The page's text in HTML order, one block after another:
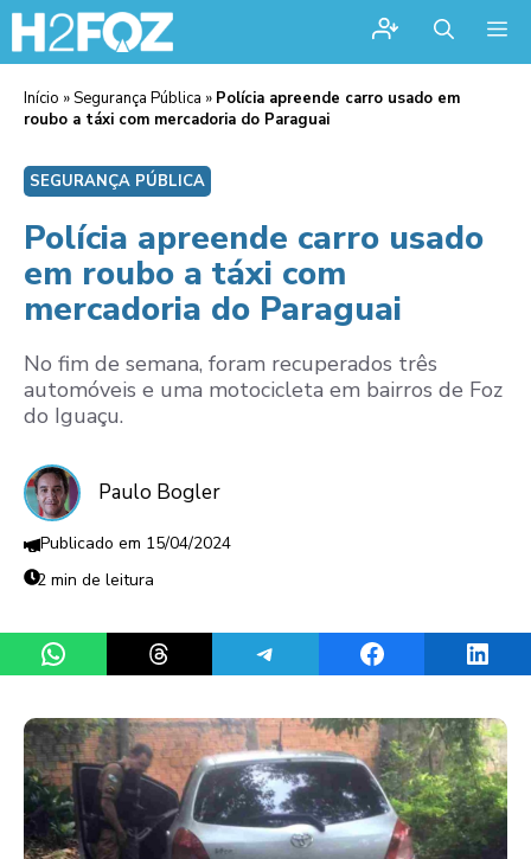
Início »Segurança Pública » Polícia apreende carro usado em
roubo a táxi com mercadoria do Paraguai
SEGURANÇA PÚBLICA
Polícia apreende carro usado
em roubo a táxi com
mercadoria do Paraguai
No fim de semana, foram recuperados três
automóveis e uma motocicleta em bairros de Foz
do Iguaçu.
Paulo Bogler
15/04/2024
2 min de leitura
Share on WhatsAppShare on ThreadsShare on TelegramShare on Facebook